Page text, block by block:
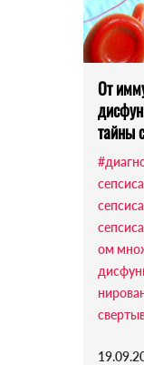
От
тайны
сепсиса
сепсиса
сепсиса
ом